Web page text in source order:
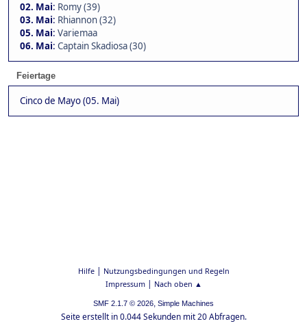
02. Mai: Romy (39)
03. Mai: Rhiannon (32)
05. Mai: Variemaa
06. Mai: Captain Skadiosa (30)
Feiertage
Cinco de Mayo (05. Mai)
Hilfe| Nutzungsbedingungen und Regeln
Impressum| Nach oben ▲
SMF 2.1.7 © 2026, Simple Machines
Seite erstellt in 0.044 Sekunden mit 20 Abfragen.